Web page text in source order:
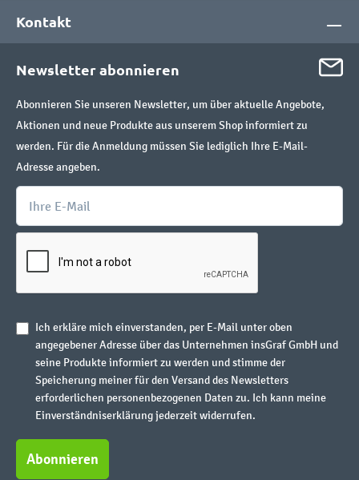
Kontakt
Newsletter abonnieren
Abonnieren Sie unseren Newsletter, um über aktuelle Angebote,
Aktionen und neue Produkte aus unserem Shop informiert zu
werden. Für die Anmeldung müssen Sie lediglich Ihre E-Mail-
Adresse angeben.
Ich erkläre mich einverstanden, per E-Mail unter oben
angegebener Adresse über das Unternehmen insGraf GmbH und
seine Produkte informiert zu werden und stimme der
Speicherung meiner für den Versand des Newsletters
erforderlichen personenbezogenen Daten zu. Ich kann meine
Einverständniserklärung jederzeit widerrufen.
Abonnieren